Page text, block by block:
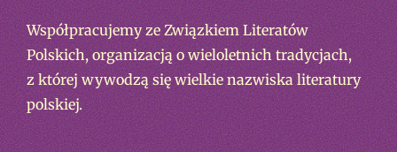
Współpracujemy ze Związkiem Literatów
Polskich, organizacją o wieloletnich tradycjach,
z której wywodzą się wielkie nazwiska literatury
polskiej.